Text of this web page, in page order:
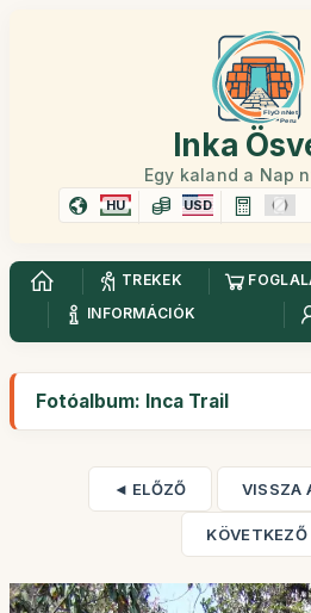
Inka
Egy kaland a Nap
HU USD
TREKEK
INFORMÁCIÓK
Fotóalbum: Inca Trail
◄ ELŐZŐ VISSZA